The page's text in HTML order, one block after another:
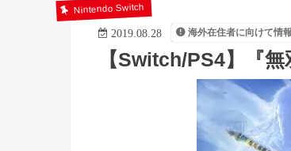
Nintendo Switch
2019.08.28 海外在住者に向けて情
【Switch/PS4】『